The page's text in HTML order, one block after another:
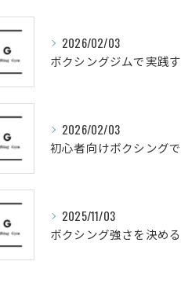
2026/02/03
2026/02/03
2025/11/03